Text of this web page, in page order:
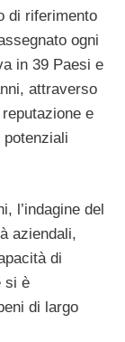
di riferimento
ogni
in 39 Paesi e
attraverso
e
potenziali
l’indagine del
aziendali,
di
si è
di largo